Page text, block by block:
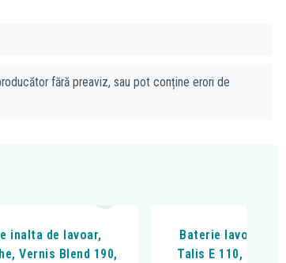
fără preaviz, sau pot conține erori de
inalta de lavoar,
Vernis Blend 190,
Baterie lavoar,
Talis E 110, Cu